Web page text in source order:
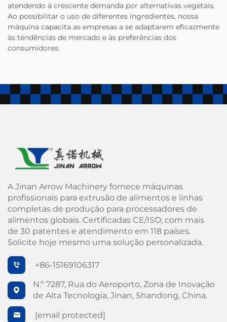
atendendo à crescente demanda por alternativas vegetais.
Ao possibilitar o uso de diferentes ingredientes, nossa
máquina capacita as empresas a se adaptarem eficazmente
às tendências de mercado e às preferências dos
consumidores.
A Jinan Arrow Machinery fornece máquinas
profissionais para extrusão de alimentos e linhas
completas de produção para processadores de
alimentos globais. Certificadas CE/ISO, com mais
de 30 patentes e atendimento em 118 países.
Solicite hoje mesmo uma solução personalizada.
+86-15169106317
N.º 7287, Rua do Aeroporto, Zona de Inovação
de Alta Tecnologia, Jinan, Shandong, China.
[email protected]